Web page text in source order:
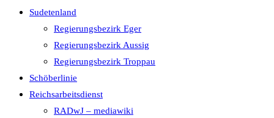
Sudetenland
Regierungsbezirk Eger
Regierungsbezirk Aussig
Regierungsbezirk Troppau
Schöberlinie
Reichsarbeitsdienst
RADwJ – mediawiki